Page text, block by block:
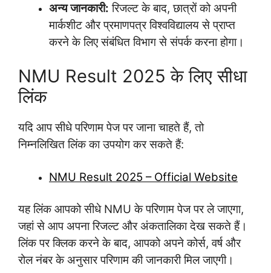
अन्य जानकारी: रिजल्ट के बाद, छात्रों को अपनी
मार्कशीट और प्रमाणपत्र विश्वविद्यालय से प्राप्त
करने के लिए संबंधित विभाग से संपर्क करना होगा।
NMU Result 2025 के लिए सीधा
लिंक
यदि आप सीधे परिणाम पेज पर जाना चाहते हैं, तो
निम्नलिखित लिंक का उपयोग कर सकते हैं:
NMU Result 2025 – Official Website
यह लिंक आपको सीधे NMU के परिणाम पेज पर ले जाएगा,
जहां से आप अपना रिजल्ट और अंकतालिका देख सकते हैं।
लिंक पर क्लिक करने के बाद, आपको अपने कोर्स, वर्ष और
रोल नंबर के अनुसार परिणाम की जानकारी मिल जाएगी।